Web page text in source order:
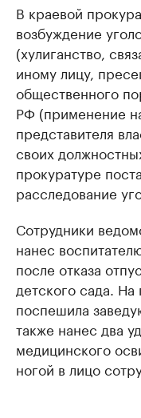
В краевой
возбуждение
(хулиганство,
иному лицу,
общественного
РФ (применение
представителя
своих
прокуратуре
расследование
Сотрудники
нанес
после отказа
детского сада.
поспешила
также нанес два
медицинского
ногой в лицо